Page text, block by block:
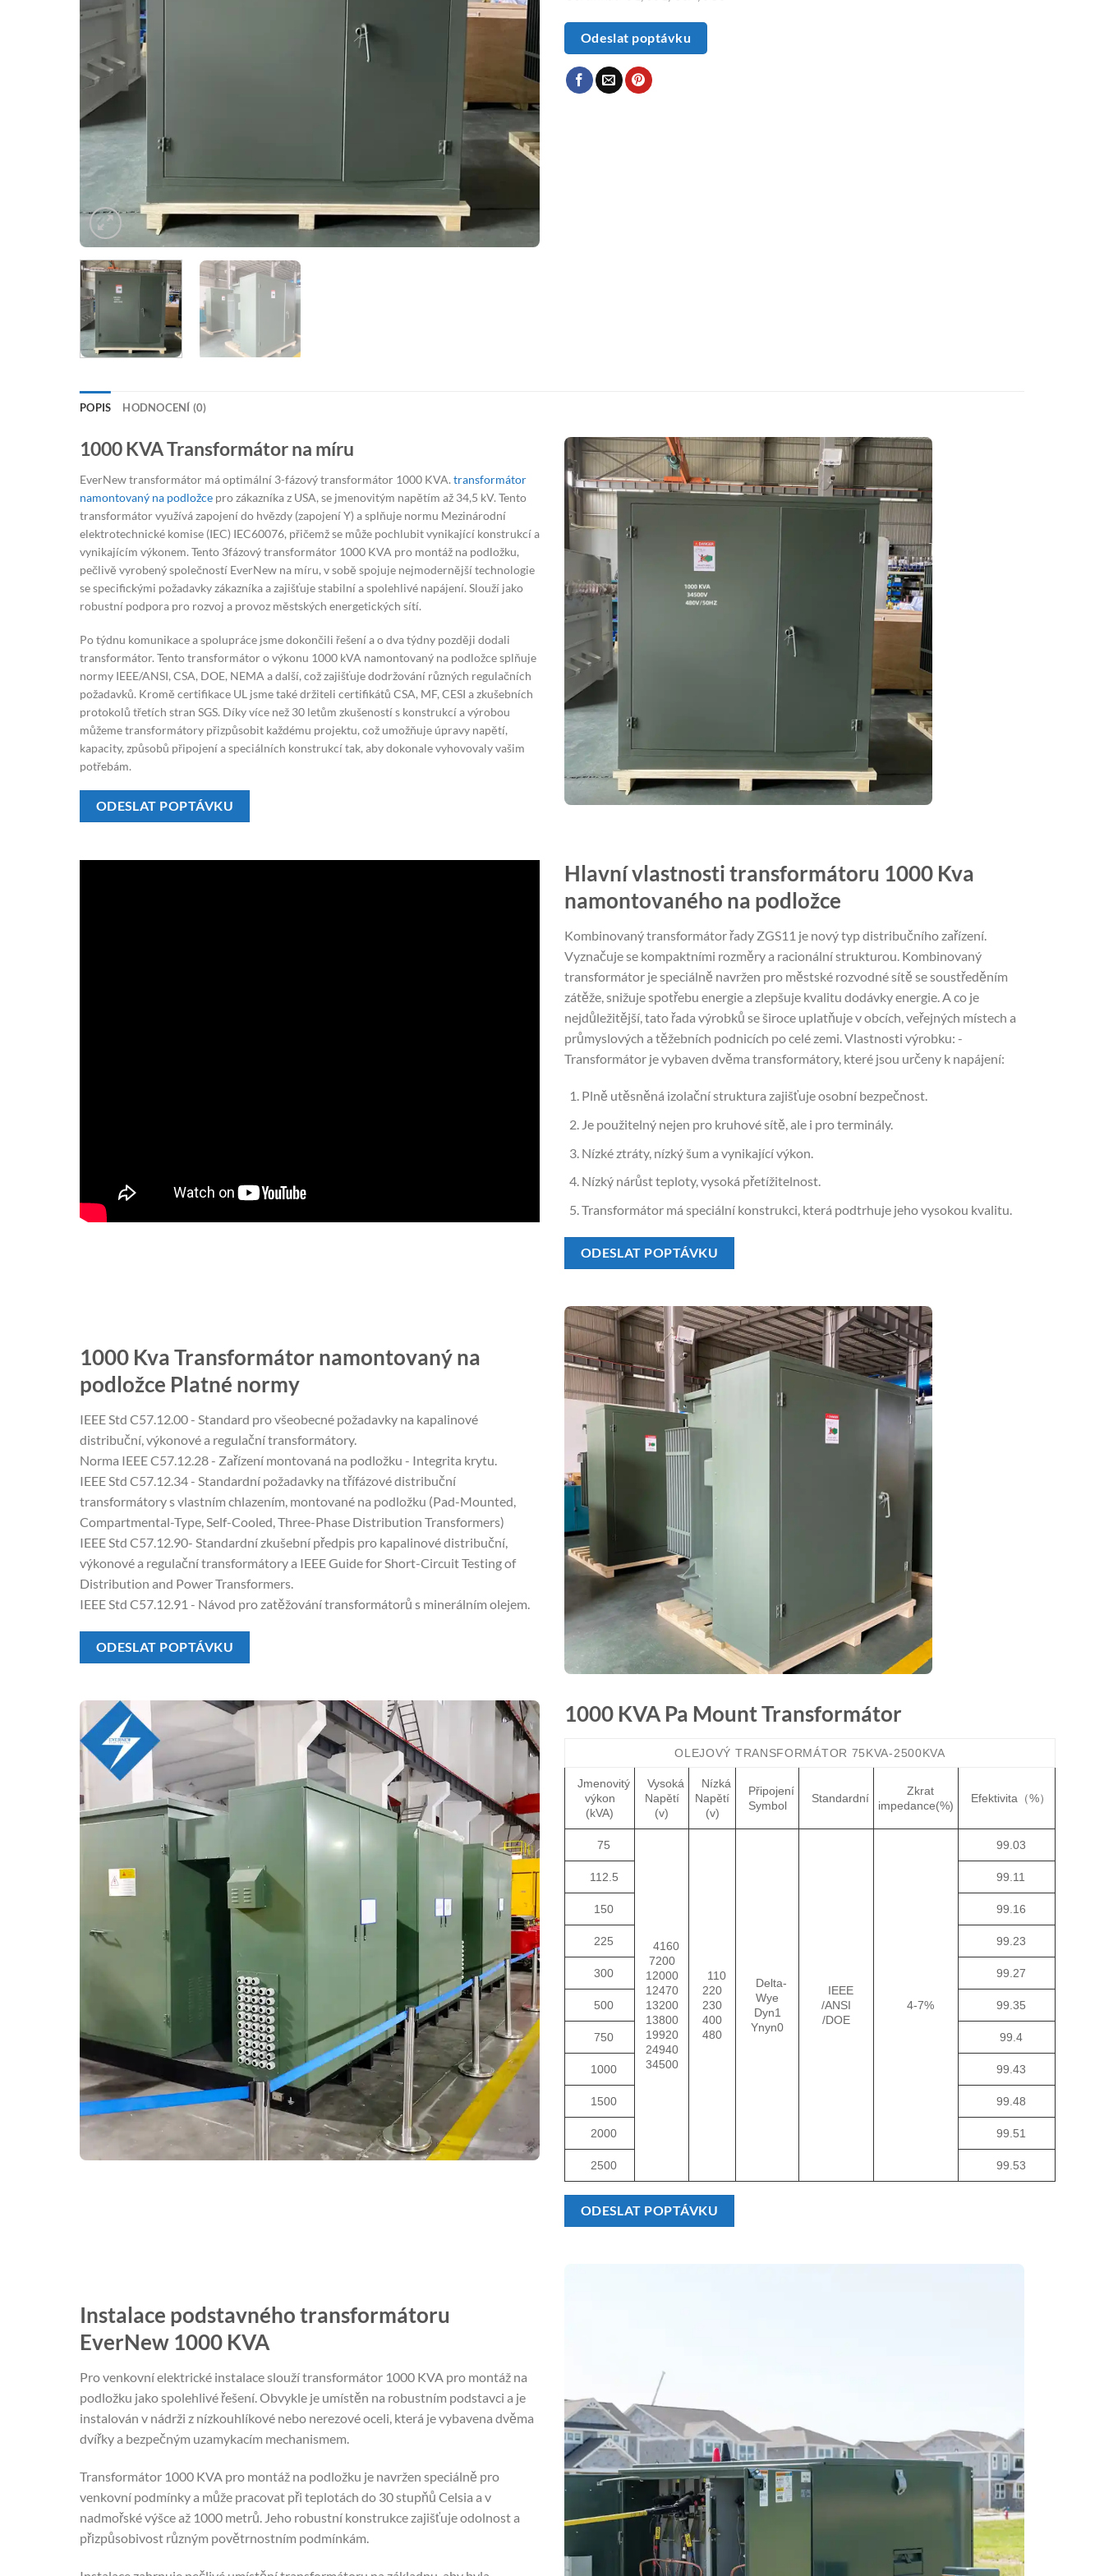
Odeslat poptávku
POPIS HODNOCENÍ (0)
1000 KVA Transformátor na míru
EverNew transformátor má optimální 3-fázový transformátor 1000 KVA. transformátor
namontovaný na podložce pro zákazníka z USA, se jmenovitým napětím až 34,5 kV. Tento
transformátor využívá zapojení do hvězdy (zapojení Y) a splňuje normu Mezinárodní
elektrotechnické komise (IEC) IEC60076, přičemž se může pochlubit vynikající konstrukcí a
vynikajícím výkonem. Tento 3fázový transformátor 1000 KVA pro montáž na podložku,
pečlivě vyrobený společností EverNew na míru, v sobě spojuje nejmodernější technologie
se specifickými požadavky zákazníka a zajišťuje stabilní a spolehlivé napájení. Slouží jako
robustní podpora pro rozvoj a provoz městských energetických sítí.
Po týdnu komunikace a spolupráce jsme dokončili řešení a o dva týdny později dodali
transformátor. Tento transformátor o výkonu 1000 kVA namontovaný na podložce splňuje
normy IEEE/ANSI, CSA, DOE, NEMA a další, což zajišťuje dodržování různých regulačních
požadavků. Kromě certifikace UL jsme také držiteli certifikátů CSA, MF, CESI a zkušebních
protokolů třetích stran SGS. Díky více než 30 letům zkušeností s konstrukcí a výrobou
můžeme transformátory přizpůsobit každému projektu, což umožňuje úpravy napětí,
kapacity, způsobů připojení a speciálních konstrukcí tak, aby dokonale vyhovovaly vašim
potřebám.
ODESLAT POPTÁVKU
Hlavní vlastnosti transformátoru 1000 Kva
namontovaného na podložce
Kombinovaný transformátor řady ZGS11 je nový typ distribučního zařízení.
Vyznačuje se kompaktními rozměry a racionální strukturou. Kombinovaný
transformátor je speciálně navržen pro městské rozvodné sítě se soustředěním
zátěže, snižuje spotřebu energie a zlepšuje kvalitu dodávky energie. A co je
nejdůležitější, tato řada výrobků se široce uplatňuje v obcích, veřejných místech a
průmyslových a těžebních podnicích po celé zemi. Vlastnosti výrobku: -
Transformátor je vybaven dvěma transformátory, které jsou určeny k napájení:
Plně utěsněná izolační struktura zajišťuje osobní bezpečnost.
Je použitelný nejen pro kruhové sítě, ale i pro terminály.
Nízké ztráty, nízký šum a vynikající výkon.
Nízký nárůst teploty, vysoká přetížitelnost.
Transformátor má speciální konstrukci, která podtrhuje jeho vysokou kvalitu.
ODESLAT POPTÁVKU
1000 Kva Transformátor namontovaný na
podložce Platné normy
IEEE Std C57.12.00 - Standard pro všeobecné požadavky na kapalinové
distribuční, výkonové a regulační transformátory.
Norma IEEE C57.12.28 - Zařízení montovaná na podložku - Integrita krytu.
IEEE Std C57.12.34 - Standardní požadavky na třífázové distribuční
transformátory s vlastním chlazením, montované na podložku (Pad-Mounted,
Compartmental-Type, Self-Cooled, Three-Phase Distribution Transformers)
IEEE Std C57.12.90- Standardní zkušební předpis pro kapalinové distribuční,
výkonové a regulační transformátory a IEEE Guide for Short-Circuit Testing of
Distribution and Power Transformers.
IEEE Std C57.12.91 - Návod pro zatěžování transformátorů s minerálním olejem.
ODESLAT POPTÁVKU
1000 KVA Pa Mount Transformátor
OLEJOVÝ TRANSFORMÁTOR 75KVA-2500KVA
Jmenovitý
výkon
(kVA)
Vysoká
Napětí
(v)
Nízká
Napětí
(v)
Připojení
Symbol
Standardní
Zkrat
impedance(%)
Efektivita（%）
75
4160
7200
12000
12470
13200
13800
19920
24940
34500
110
220
230
400
480
Delta-
Wye
Dyn1
Ynyn0
IEEE
/ANSI
/DOE
4-7%
99.03
112.5 99.11
150 99.16
225 99.23
300 99.27
500 99.35
750 99.4
1000 99.43
1500 99.48
2000 99.51
2500 99.53
ODESLAT POPTÁVKU
Instalace podstavného transformátoru
EverNew 1000 KVA
Pro venkovní elektrické instalace slouží transformátor 1000 KVA pro montáž na
podložku jako spolehlivé řešení. Obvykle je umístěn na robustním podstavci a je
instalován v nádrži z nízkouhlíkové nebo nerezové oceli, která je vybavena dvěma
dvířky a bezpečným uzamykacím mechanismem.
Transformátor 1000 KVA pro montáž na podložku je navržen speciálně pro
venkovní podmínky a může pracovat při teplotách do 30 stupňů Celsia a v
nadmořské výšce až 1000 metrů. Jeho robustní konstrukce zajišťuje odolnost a
přizpůsobivost různým povětrnostním podmínkám.